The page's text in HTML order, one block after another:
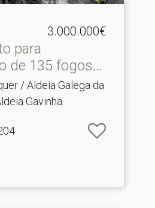
3.000.000€
para
de 135 fogos
/ Aldeia Galega da
Gavinha